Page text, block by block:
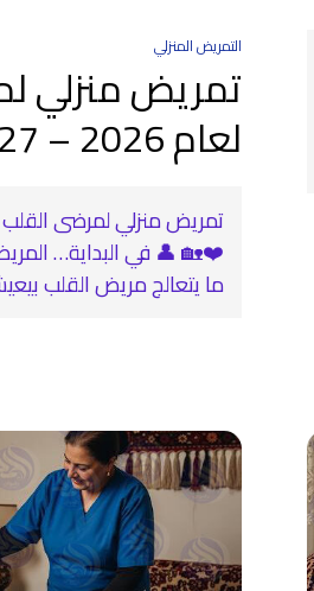
التمريض المنزلي
تمريض منزلي
لعام 2026 – 2027
❤️🏡 👤 في البداية…
ما يتعالج مريض القلب